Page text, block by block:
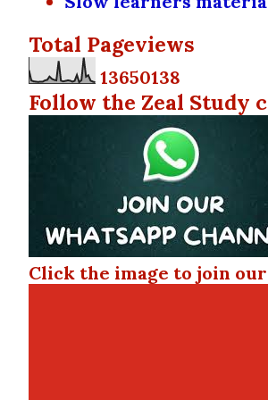
Total Pageviews
13650138
Follow the Zeal Study
Click the image to join